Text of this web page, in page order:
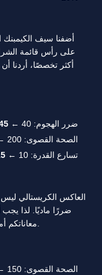
على رأس قائمة
أكثر تخصصًا، أردنا
ضرر الهجوم: 40 ←
الصحة القصوى: 200 ←
تسارع القدرة: 10 ←
العاكس الكريستالي ليس
ضررًا ماديًا. لذا يجب
الصحة القصوى: 150 ←